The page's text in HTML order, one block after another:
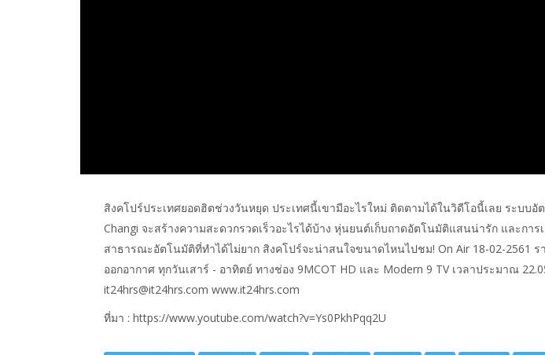
สิงคโปร์ประเทศยอดฮิตช่วงวันหยุด ประเทศนี้เขามีอะไรใหม่ ติดตามได้ในวิดีโอนี้เลย ระบบ
Changi จะสร้างความสะดวกรวดเร็วอะไรได้บ้าง หุ่นยนต์เก็บถาดอัตโนมัติแสนน่ารัก และการ
สาธารณะอัตโนมัติที่ทำได้ไม่ยาก สิงคโปร์จะน่าสนใจขนาดไหนไปชม! On Air 18-02-2561 ร
ออกอากาศ ทุกวันเสาร์ - อาทิตย์ ทางช่อง 9MCOT HD และ Modern 9 TV เวลาประมาณ
it24hrs@it24hrs.com www.it24hrs.com
ที่มา : https://www.youtube.com/watch?v=Ys0PkhPqq2U